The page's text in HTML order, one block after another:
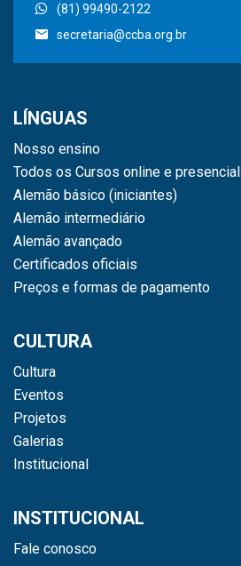
(81) 99490-2122
secretaria@ccba.org.br
LÍNGUAS
Nosso ensino
Todos os Cursos online e presencial
Alemão básico (iniciantes)
Alemão intermediário
Alemão avançado
Certificados oficiais
Preços e formas de pagamento
CULTURA
Cultura
Eventos
Projetos
Galerias
Institucional
INSTITUCIONAL
Fale conosco